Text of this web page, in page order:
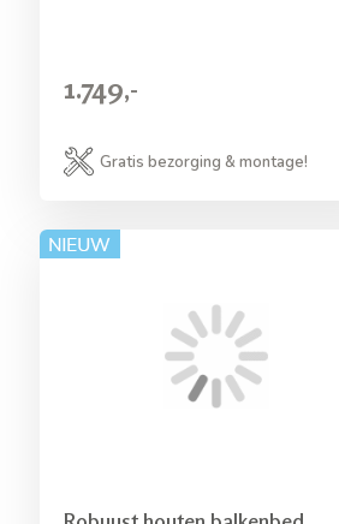
1.749,-
Gratis bezorging & montage!